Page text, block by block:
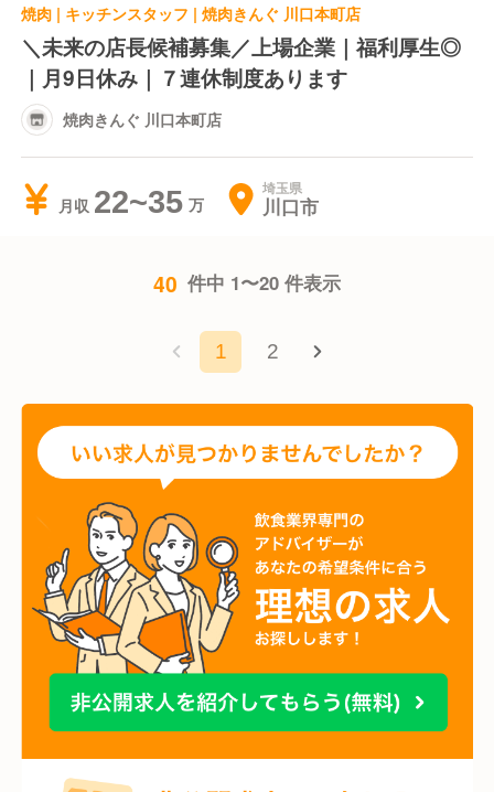
焼肉 | キッチンスタッフ | 焼肉きんぐ 川口本町店
＼未来の店長候補募集／上場企業｜福利厚生◎
｜月9日休み｜７連休制度あります
焼肉きんぐ 川口本町店
月収 22~35 埼玉県
川口市
40 件中 1〜20 件表示
1 2